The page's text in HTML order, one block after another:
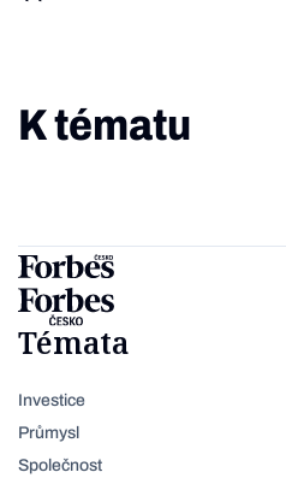
K tématu
Témata
Investice
Průmysl
Společnost